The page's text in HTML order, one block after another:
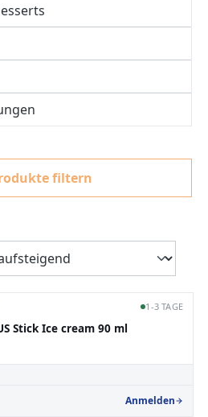
filtern
1-3 TAGE
Stick Ice cream 90 ml
Anmelden